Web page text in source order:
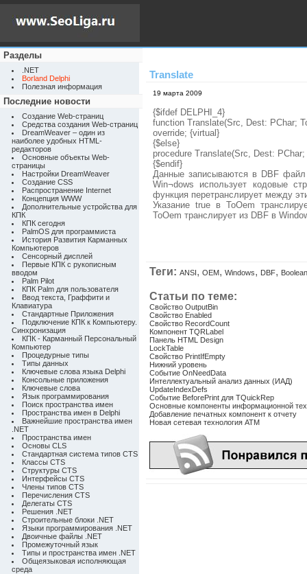
Разделы
.NET
Borland Delphi
Полезная информация
Последние новости
Создание Web-страниц
Средства создания Web-страниц
DreamWeaver – один из
наиболее удобных HTML-
редакторов
Основные объекты Web-
страницы
Настройки DreamWeaver
Создание CSS
Распространение Internet
Концепция WWW
Дополнительные устройства для
КПК
КПК сегодня
PalmOS для программиста
История Развития Карманных
Компьютеров
Сенсорный дисплей
Первые КПК с рукописным
вводом
Palm Pilot
КПК Palm для пользователя
Ввод текста, Граффити и
Клавиатура
Стандартные Приложения
Подключение КПК к Компьютеру.
Синхронизация
КПК - Карманный Персональный
Компьютер
Процедурные типы
Типы данных
Ключевые слова языка Delphi
Консольные приложения
Ключевые слова
Язык программирования
Поиск пространства имен
Пространства имен в Delphi
Важнейшие пространства имен
.NET
Пространства имен
Основы CLS
Стандартная система типов CTS
Классы CTS
Структуры CTS
Интерфейсы CTS
Члены типов CTS
Перечисления CTS
Делегаты CTS
Решения .NET
Строительные блоки .NET
Языки программирования .NET
Двоичные файлы .NET
Промежуточный язык
Типы и пространства имен .NET
Общеязыковая исполняющая
среда
Translate
19 марта 2009
{$ifdef DELPHI_4}
function Translate(Src, Dest: PChar;
override; {virtual}
{$else}
procedure Translate(Src, Dest:
{$endif}
Данные записываются в DBF файл
Win¬dows использует кодовые
функция перетранслирует между
Указание true в ToOem
ToOem транслирует из DBF в
Теги: ANSI, OEM, Windows, DBF, Boolean
Статьи по теме:
Свойство OutputBin
Свойство Enabled
Свойство RecordCount
Компонент TQRLabel
Панель HTML Design
LockTable
Свойство PrintIfEmpty
Нижний уровень
Событие OnNeedData
Интеллектуальный анализ данных (ИАД)
UpdateIndexDefs
Событие BeforePrint для TQuickRep
Основные компоненты информационной
Добавление печатных компонент к отчету
Новая сетевая технология АТМ